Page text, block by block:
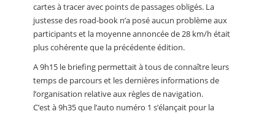
cartes à tracer avec points de passages obligés. La
justesse des road-book n’a posé aucun problème aux
participants et la moyenne annoncée de 28 km/h était
plus cohérente que la précédente édition.
A 9h15 le briefing permettait à tous de connaître leurs
temps de parcours et les dernières informations de
l’organisation relative aux règles de navigation.
C’est à 9h35 que l’auto numéro 1 s’élançait pour la